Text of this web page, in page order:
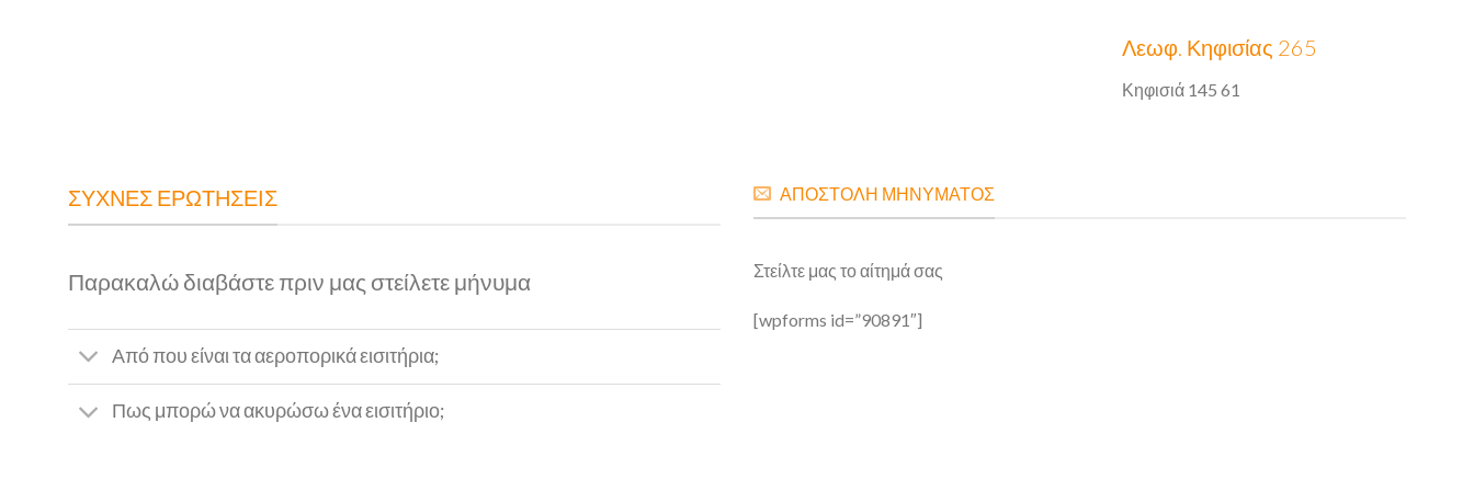
Λεωφ. Κηφισίας 265
Κηφισιά 145 61
ΣΥΧΝΕΣ ΕΡΩΤΗΣΕΙΣ
Παρακαλώ διαβάστε πριν μας στείλετε μήνυμα
Από που είναι τα αεροπορικά εισιτήρια;
Πως μπορώ να ακυρώσω ένα εισιτήριο;
ΑΠΟΣΤΟΛΗ ΜΗΝΥΜΑΤΟΣ
Στείλτε μας το αίτημά σας
[wpforms id=”90891″]